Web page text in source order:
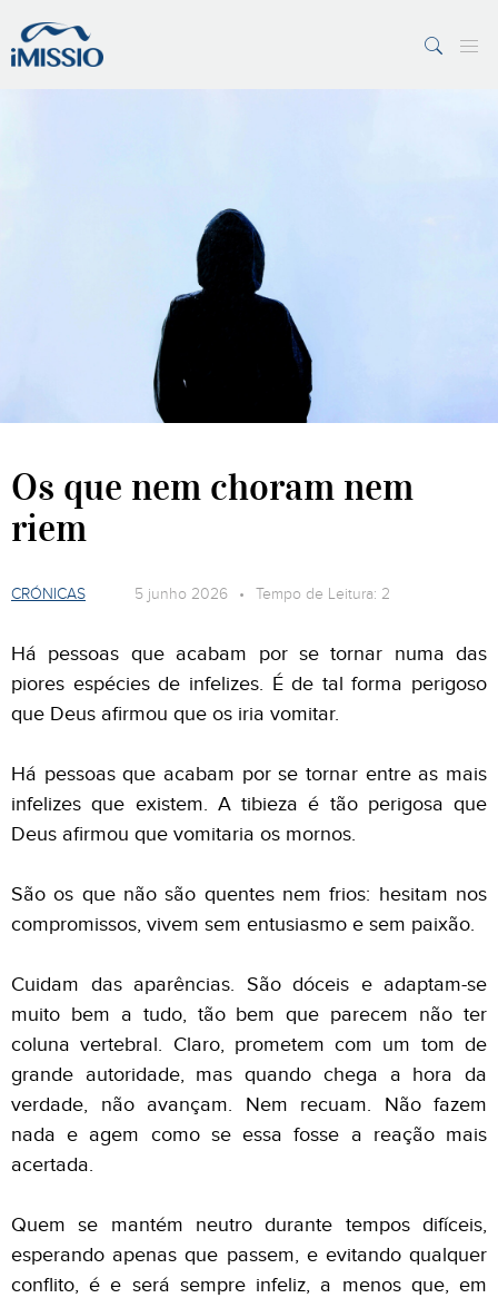
Os que nem choram nem
riem
CRÓNICAS 5 junho 2026 • Tempo de Leitura: 2
Há pessoas que acabam por se tornar numa das
piores espécies de infelizes. É de tal forma perigoso
que Deus afirmou que os iria vomitar.
Há pessoas que acabam por se tornar entre as mais
infelizes que existem. A tibieza é tão perigosa que
Deus afirmou que vomitaria os mornos.
São os que não são quentes nem frios: hesitam nos
compromissos, vivem sem entusiasmo e sem paixão.
Cuidam das aparências. São dóceis e adaptam-se
muito bem a tudo, tão bem que parecem não ter
coluna vertebral. Claro, prometem com um tom de
grande autoridade, mas quando chega a hora da
verdade, não avançam. Nem recuam. Não fazem
nada e agem como se essa fosse a reação mais
acertada.
Quem se mantém neutro durante tempos difíceis,
esperando apenas que passem, e evitando qualquer
conflito, é e será sempre infeliz, a menos que, em